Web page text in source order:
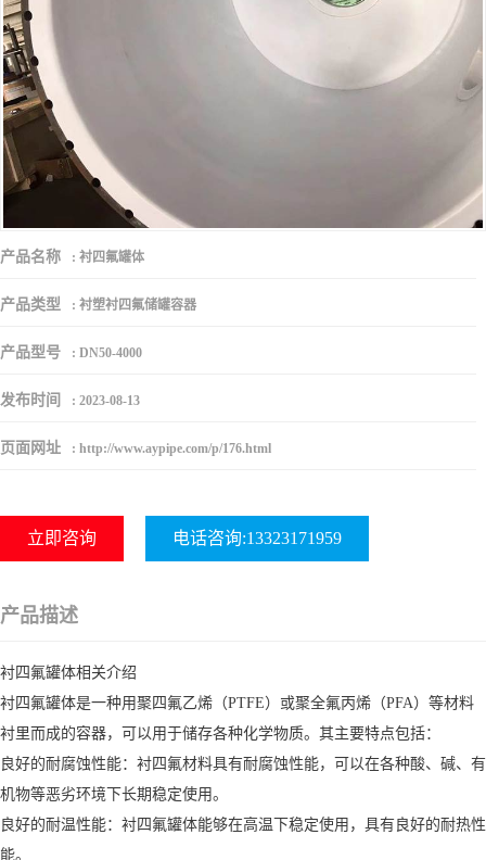
产品名称 : 衬四氟罐体
产品类型 : 衬塑衬四氟储罐容器
产品型号 : DN50-4000
发布时间 : 2023-08-13
页面网址 : http://www.aypipe.com/p/176.html
立即咨询 电话咨询:13323171959
产品描述
衬四氟罐体相关介绍
衬四氟罐体是一种用聚四氟乙烯（PTFE）或聚全氟丙烯（PFA）等材料
衬里而成的容器，可以用于储存各种化学物质。其主要特点包括：
良好的耐腐蚀性能：衬四氟材料具有耐腐蚀性能，可以在各种酸、碱、有
机物等恶劣环境下长期稳定使用。
良好的耐温性能：衬四氟罐体能够在高温下稳定使用，具有良好的耐热性
能。